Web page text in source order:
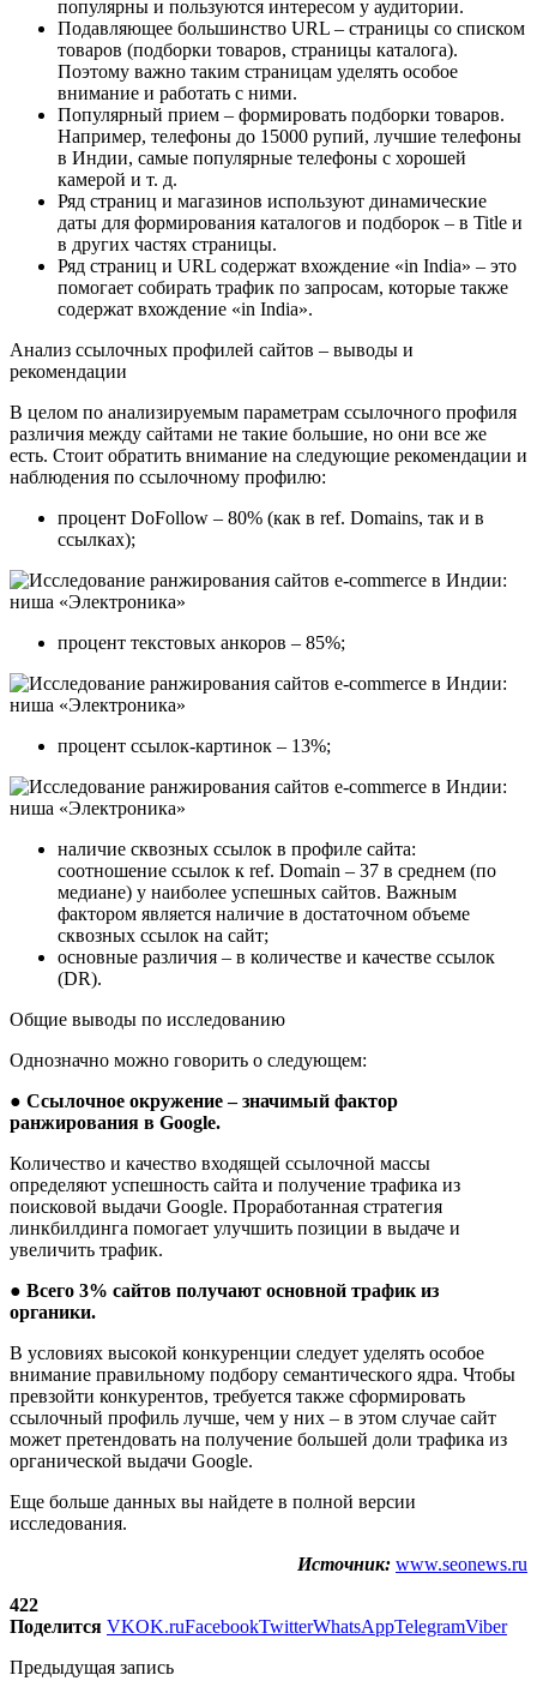
популярны и пользуются интересом у аудитории.
Подавляющее большинство URL – страницы со списком
товаров (подборки товаров, страницы каталога).
Поэтому важно таким страницам уделять особое
внимание и работать с ними.
Популярный прием – формировать подборки товаров.
Например, телефоны до 15000 рупий, лучшие телефоны
в Индии, самые популярные телефоны с хорошей
камерой и т. д.
Ряд страниц и магазинов используют динамические
даты для формирования каталогов и подборок – в Title и
в других частях страницы.
Ряд страниц и URL содержат вхождение «in India» – это
помогает собирать трафик по запросам, которые также
содержат вхождение «in India».
Анализ ссылочных профилей сайтов – выводы и
рекомендации
В целом по анализируемым параметрам ссылочного профиля
различия между сайтами не такие большие, но они все же
есть. Стоит обратить внимание на следующие рекомендации и
наблюдения по ссылочному профилю:
процент DoFollow – 80% (как в ref. Domains, так и в
ссылках);
процент текстовых анкоров – 85%;
процент ссылок-картинок – 13%;
наличие сквозных ссылок в профиле сайта:
соотношение ссылок к ref. Domain – 37 в среднем (по
медиане) у наиболее успешных сайтов. Важным
фактором является наличие в достаточном объеме
сквозных ссылок на сайт;
основные различия – в количестве и качестве ссылок
(DR).
Общие выводы по исследованию
Однозначно можно говорить о следующем:
● Ссылочное окружение – значимый фактор
ранжирования в Google.
Количество и качество входящей ссылочной массы
определяют успешность сайта и получение трафика из
поисковой выдачи Google. Проработанная стратегия
линкбилдинга помогает улучшить позиции в выдаче и
увеличить трафик.
● Всего 3% сайтов получают основной трафик из
органики.
В условиях высокой конкуренции следует уделять особое
внимание правильному подбору семантического ядра. Чтобы
превзойти конкурентов, требуется также сформировать
ссылочный профиль лучше, чем у них – в этом случае сайт
может претендовать на получение большей доли трафика из
органической выдачи Google.
Еще больше данных вы найдете в полной версии
исследования.
Источник: www.seonews.ru
422
Поделится VKOK.ruFacebookTwitterWhatsAppTelegramViber
Предыдущая запись